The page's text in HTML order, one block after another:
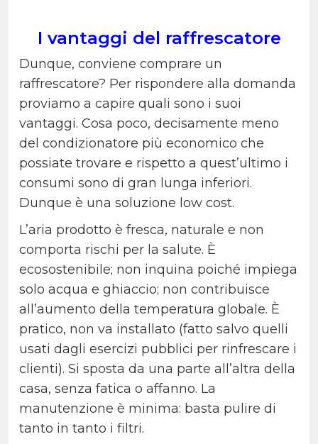
I vantaggi del raffrescatore
Dunque, conviene comprare un
raffrescatore? Per rispondere alla domanda
proviamo a capire quali sono i suoi
vantaggi. Cosa poco, decisamente meno
del condizionatore più economico che
possiate trovare e rispetto a quest’ultimo i
consumi sono di gran lunga inferiori.
Dunque è una soluzione low cost.
L’aria prodotto è fresca, naturale e non
comporta rischi per la salute. È
ecosostenibile; non inquina poiché impiega
solo acqua e ghiaccio; non contribuisce
all’aumento della temperatura globale. È
pratico, non va installato (fatto salvo quelli
usati dagli esercizi pubblici per rinfrescare i
clienti). Si sposta da una parte all’altra della
casa, senza fatica o affanno. La
manutenzione è minima: basta pulire di
tanto in tanto i filtri.